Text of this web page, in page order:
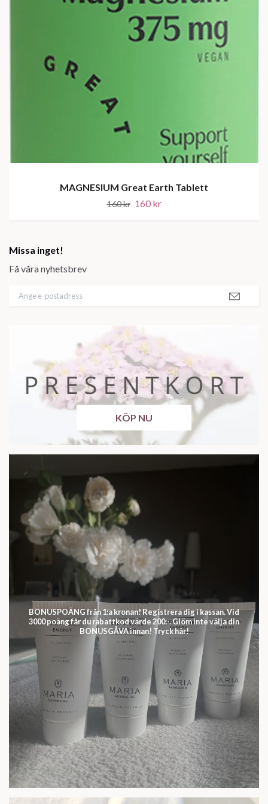
Missa inget!
Få våra nyhetsbrev
KÖP NU
BONUSPOÄNG från 1:a kronan! Registrera dig i kassan. Vid
3000 poäng får du rabattkod värde 200:-. Glöm inte välja din
BONUSGÅVA innan! Tryck här!
MAGNESIUM Great Earth Tablett
160 kr 160 kr